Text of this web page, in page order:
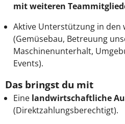
mit weiteren
Aktive Unterstützung in den
(Gemüsebau, Betreuung
Maschinenunterhalt,
Events).
Das bringst du mit
Eine landwirtschaftliche
(Direktzahlungsberechtigt).